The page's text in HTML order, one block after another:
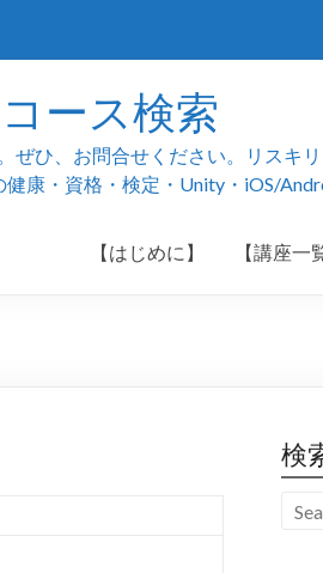
ース検索
ひ、お問合せください。リスキ
康・資格・検定・Unity・iOS/
【はじめに】 【講座一
検